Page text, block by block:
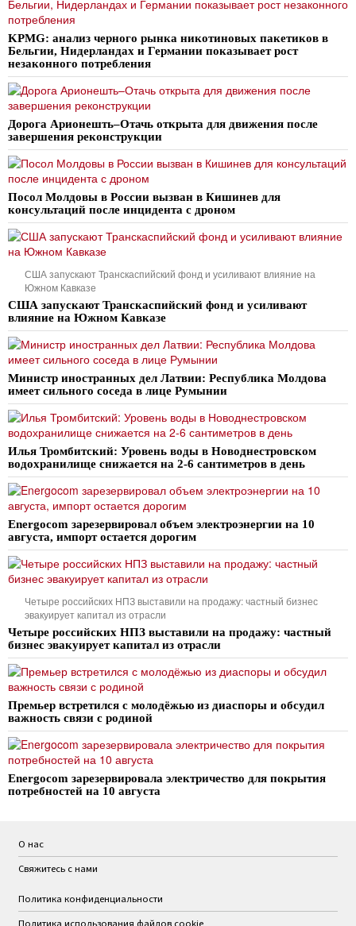
KPMG: анализ черного рынка никотиновых пакетиков в
Бельгии, Нидерландах и Германии показывает рост
незаконного потребления
Дорога Арионешть–Отачь открыта для движения после
завершения реконструкции
Посол Молдовы в России вызван в Кишинев для
консультаций после инцидента с дроном
США запускают Транскаспийский фонд и усиливают влияние на
Южном Кавказе
США запускают Транскаспийский фонд и усиливают
влияние на Южном Кавказе
Министр иностранных дел Латвии: Республика Молдова
имеет сильного соседа в лице Румынии
Илья Тромбитский: Уровень воды в Новоднестровском
водохранилище снижается на 2-6 сантиметров в день
Energocom зарезервировал объем электроэнергии на 10
августа, импорт остается дорогим
Четыре российских НПЗ выставили на продажу: частный бизнес
эвакуирует капитал из отрасли
Четыре российских НПЗ выставили на продажу: частный
бизнес эвакуирует капитал из отрасли
Премьер встретился с молодёжью из диаспоры и обсудил
важность связи с родиной
Energocom зарезервировала электричество для покрытия
потребностей на 10 августа
О нас
Свяжитесь с нами
Политика конфиденциальности